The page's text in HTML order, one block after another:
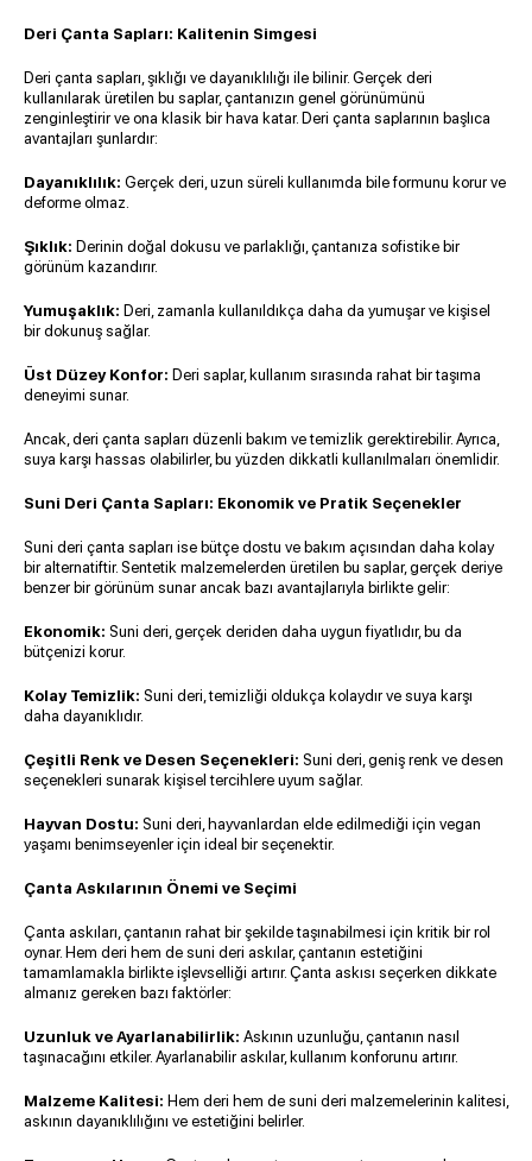
Deri Çanta Sapları: Kalitenin Simgesi
Deri çanta sapları, şıklığı ve dayanıklılığı ile bilinir. Gerçek deri
kullanılarak üretilen bu saplar, çantanızın genel görünümünü
zenginleştirir ve ona klasik bir hava katar. Deri çanta saplarının başlıca
avantajları şunlardır:
Dayanıklılık: Gerçek deri, uzun süreli kullanımda bile formunu korur ve
deforme olmaz.
Şıklık: Derinin doğal dokusu ve parlaklığı, çantanıza sofistike bir
görünüm kazandırır.
Yumuşaklık: Deri, zamanla kullanıldıkça daha da yumuşar ve kişisel
bir dokunuş sağlar.
Üst Düzey Konfor: Deri saplar, kullanım sırasında rahat bir taşıma
deneyimi sunar.
Ancak, deri çanta sapları düzenli bakım ve temizlik gerektirebilir. Ayrıca,
suya karşı hassas olabilirler, bu yüzden dikkatli kullanılmaları önemlidir.
Suni Deri Çanta Sapları: Ekonomik ve Pratik Seçenekler
Suni deri çanta sapları ise bütçe dostu ve bakım açısından daha kolay
bir alternatiftir. Sentetik malzemelerden üretilen bu saplar, gerçek deriye
benzer bir görünüm sunar ancak bazı avantajlarıyla birlikte gelir:
Ekonomik: Suni deri, gerçek deriden daha uygun fiyatlıdır, bu da
bütçenizi korur.
Kolay Temizlik: Suni deri, temizliği oldukça kolaydır ve suya karşı
daha dayanıklıdır.
Çeşitli Renk ve Desen Seçenekleri: Suni deri, geniş renk ve desen
seçenekleri sunarak kişisel tercihlere uyum sağlar.
Hayvan Dostu: Suni deri, hayvanlardan elde edilmediği için vegan
yaşamı benimseyenler için ideal bir seçenektir.
Çanta Askılarının Önemi ve Seçimi
Çanta askıları , çantanın rahat bir şekilde taşınabilmesi için kritik bir rol
oynar. Hem deri hem de suni deri askılar, çantanın estetiğini
tamamlamakla birlikte işlevselliği artırır. Çanta askısı seçerken dikkate
almanız gereken bazı faktörler:
Uzunluk ve Ayarlanabilirlik: Askının uzunluğu, çantanın nasıl
taşınacağını etkiler. Ayarlanabilir askılar, kullanım konforunu artırır.
Malzeme Kalitesi: Hem deri hem de suni deri malzemelerinin kalitesi,
askının dayanıklılığını ve estetiğini belirler.